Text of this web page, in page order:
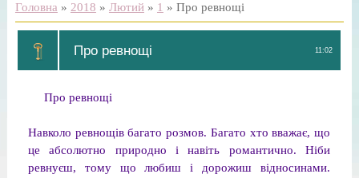
Головна » 2018 » Лютий » 1 » Про ревнощі
11:02
Про ревнощі
Про ревнощі
Навколо ревнощів багато розмов. Багато хто вважає, що
це абсолютно природно і навіть романтично. Ніби
ревнуєш, тому що любиш і дорожиш відносинами.